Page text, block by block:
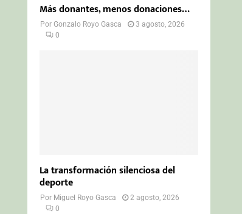
Más donantes, menos donaciones…
PorGonzalo Royo Gasca
3 agosto, 2026
0
La transformación silenciosa del
deporte
Por Miguel Royo Gasca
2 agosto, 2026
0